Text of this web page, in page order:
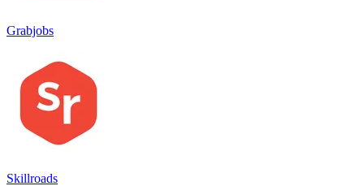
Grabjobs
Skillroads